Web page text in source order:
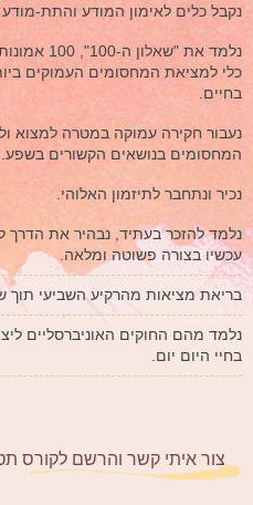
נקבל כלים לאימון המודע והתת-
נלמד את
כלי למציאת המחסומים העמוקים
בחיים.
נעבור חקירה עמוקה במטרה למצוא
המחסומים בנושאים הקשורים בשפע.
נכיר ונתחבר לתיזמון האלוהי.
נלמד להזכר בעתיד, נבהיר את
עכשיו בצורה פשוטה ומלאה.
בריאת מציאות מהרקיע השביעי תוך
נלמד מהם החוקים האוניברסליים
בחיי היום יום.
צור איתי קשר והרשם לקורס